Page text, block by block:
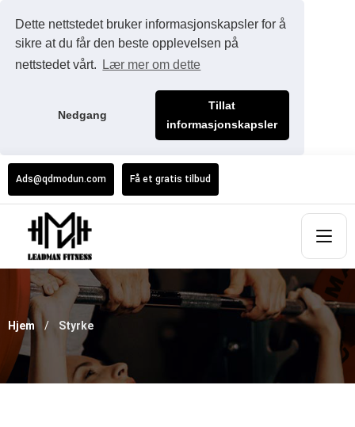
Dette nettstedet bruker informasjonskapsler for å
sikre at du får den beste opplevelsen på
nettstedet vårt.
Lær mer om dette
Nedgang
Tillat
informasjonskapsler
Ads@qdmodun.com Få et gratis tilbud
Hjem Styrke